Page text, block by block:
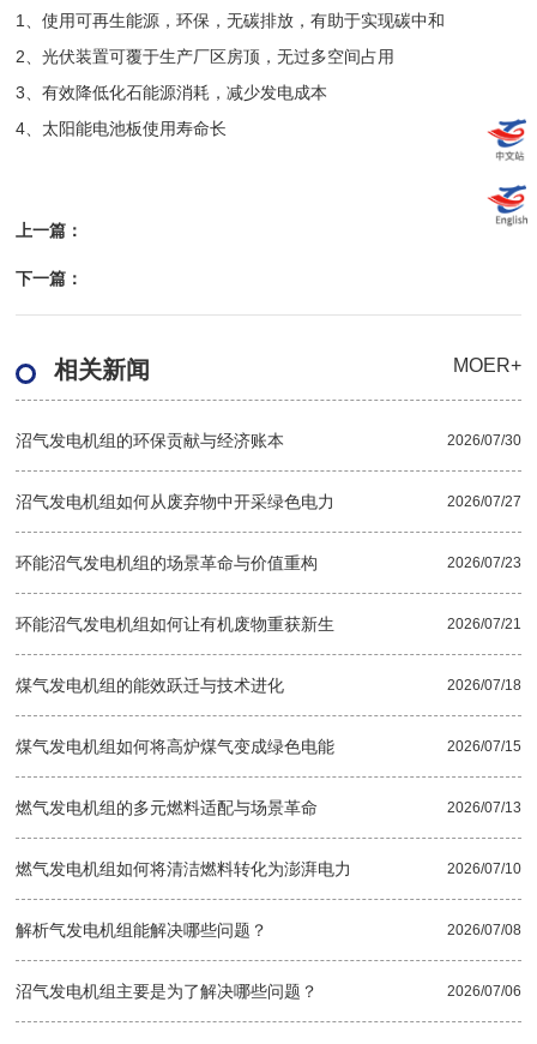
1、使用可再生能源，环保，无碳排放，有助于实现碳中和
2、光伏装置可覆于生产厂区房顶，无过多空间占用
3、有效降低化石能源消耗，减少发电成本
4、太阳能电池板使用寿命长
上一篇：
下一篇：
相关新闻 MOER+
沼气发电机组的环保贡献与经济账本 2026/07/30
沼气发电机组如何从废弃物中开采绿色电力 2026/07/27
环能沼气发电机组的场景革命与价值重构 2026/07/23
环能沼气发电机组如何让有机废物重获新生 2026/07/21
煤气发电机组的能效跃迁与技术进化 2026/07/18
煤气发电机组如何将高炉煤气变成绿色电能 2026/07/15
燃气发电机组的多元燃料适配与场景革命 2026/07/13
燃气发电机组如何将清洁燃料转化为澎湃电力 2026/07/10
解析气发电机组能解决哪些问题？ 2026/07/08
沼气发电机组主要是为了解决哪些问题？ 2026/07/06